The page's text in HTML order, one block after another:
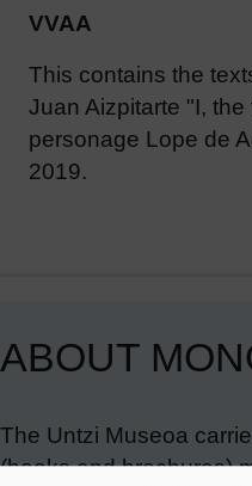
VVAA
This contains the
Juan Aizpitarte "I,
personage Lope de
2019.
ABOUT
The Untzi Museoa
(books and brochures)